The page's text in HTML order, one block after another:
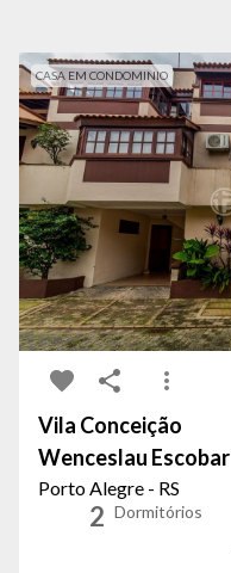
CASA EM CONDOMINIO
Vila Conceição
Wenceslau Escobar
Porto Alegre - RS
2 Dormitórios